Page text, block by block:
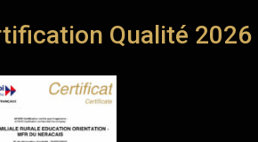
Qualité 2026